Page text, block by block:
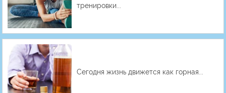
тренировки...
Сегодня жизнь движется как горная...